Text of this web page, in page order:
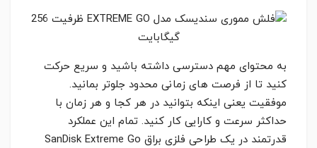
به محتوای مهم دسترسی داشته باشید و سریع حرکت
کنید تا از فرصت های زمانی محدود جلوتر بمانید.
موفقیت یعنی اینکه بتوانید در هر کجا و هر زمان با
حداکثر سرعت و کارایی کار کنید. تمام این عملکرد
قدرتمند در یک طراحی فلزی براق SanDisk Extreme Go